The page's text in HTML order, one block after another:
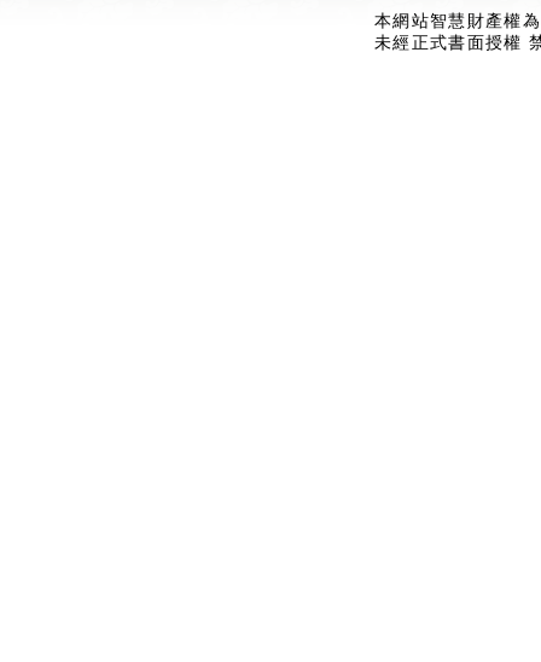
本網站智慧財產權
未經正式書面授權